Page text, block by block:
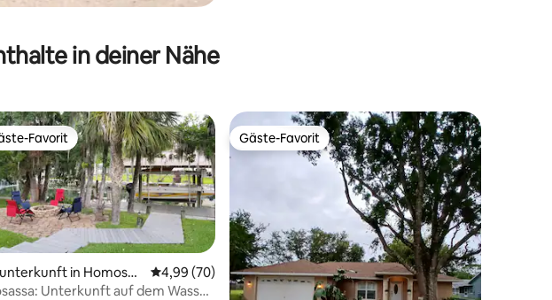
in deiner Nähe
Gäste-Favorit.
Favorit
in Homosas
Durchschnittliche Bewertung: 4,99 von 5, 70 Bewertungen
4,99 (70)
Unterkunft auf dem Wasser
Gäste-Favorit
Gäste-Favorit